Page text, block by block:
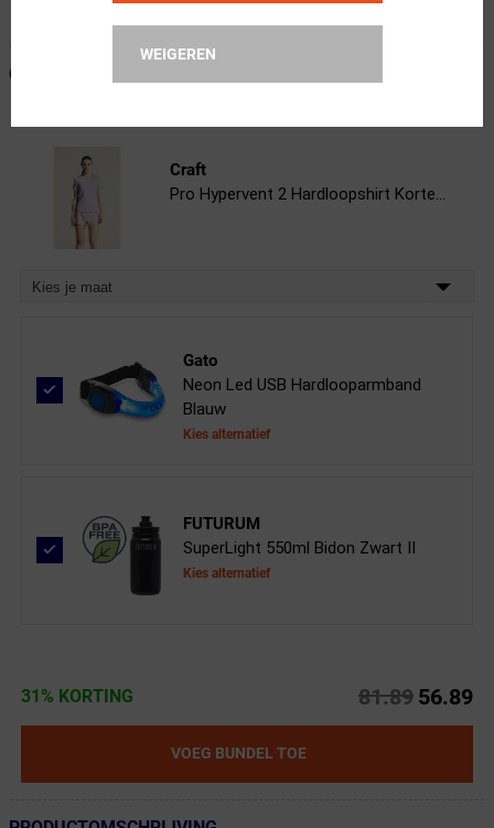
WEIGEREN
← Terug naar productnavigatie
ONZE AANBEVOLEN COMBINATIE
Craft
Pro Hypervent 2 Hardloopshirt Korte...
Kies je maat
Gato
Neon Led USB Hardlooparmband
Blauw
Kies alternatief
FUTURUM
SuperLight 550ml Bidon Zwart II
Kies alternatief
31% KORTING 81.89 56.89
VOEG BUNDEL TOE